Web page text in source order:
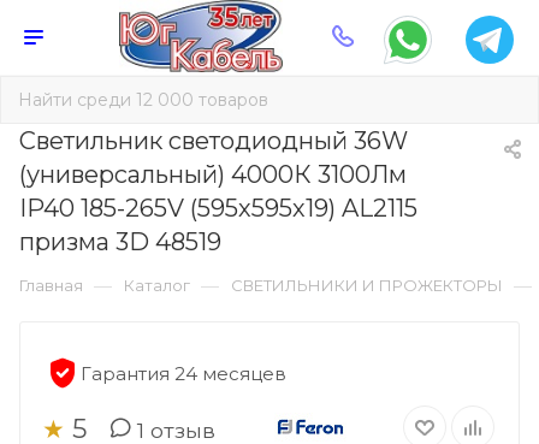
Светильник светодиодный 36W
(универсальный) 4000К 3100Лм
IP40 185-265V (595х595х19) AL2115
призма 3D 48519
Главная — Каталог — СВЕТИЛЬНИКИ И ПРОЖЕКТОРЫ —
Гарантия 24 месяцев
★ 5 1 отзыв